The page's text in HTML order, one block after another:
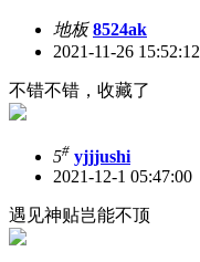
地板 8524ak
2021-11-26 15:52:12
不错不错，收藏了
5# yjjjushi
2021-12-1 05:47:00
遇见神贴岂能不顶